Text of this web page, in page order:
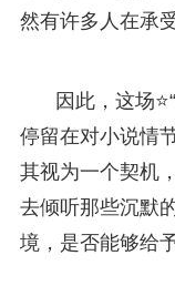
然有许多人在承
因此，这场
停留在对小说情
其视为一个契机
去倾听那些沉默
境，是否能够给